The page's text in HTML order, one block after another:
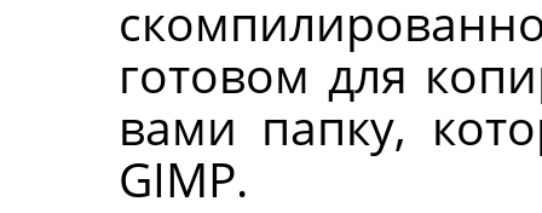
готовом для
вами папку,
GIMP.